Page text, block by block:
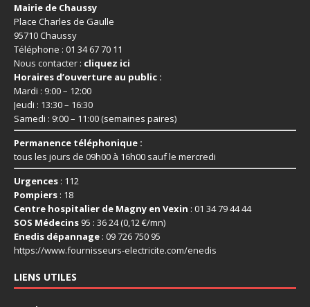
Mairie de Chaussy
Place Charles de Gaulle
95710 Chaussy
Téléphone : 01 34 67 70 11
Nous contacter : cliquez ici
Horaires d’ouverture au public :
Mardi : 9:00 – 12:00
Jeudi : 13:30 – 16:30
Samedi : 9:00 – 11:00 (semaines paires)
Permanence téléphonique :
tous les jours de 09h00 à 16h00 sauf le mercredi
Urgences : 112
Pompiers : 18
Centre hospitalier de Magny en Vexin : 01 34 79 44 44
SOS Médecins 95 : 36 24 (0,12 €/mn)
Enedis dépannage : 09 726 750 95
https://www.fournisseurs-electricite.com/enedis
LIENS UTILES